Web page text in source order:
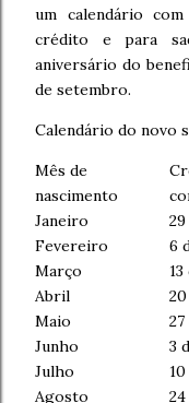
um calendário
crédito e para
aniversário do
de setembro.
Calendário do novo
Mês de
nascimento
Janeiro
Fevereiro
6
Março
Abril
Maio
Junho
3
Julho
Agosto